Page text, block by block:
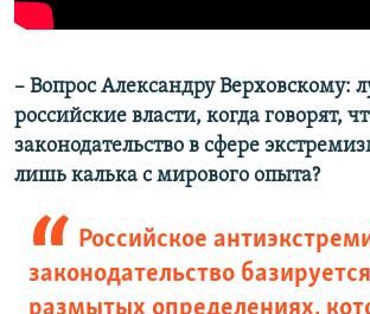
– Вопрос Александру Верховскому:
российские власти, когда говорят,
законодательство в сфере
лишь калька с мирового опыта?
Российское
законодательство
размытых определениях,